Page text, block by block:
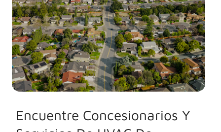
Encuentre Concesionarios Y